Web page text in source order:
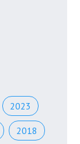
2023
2018